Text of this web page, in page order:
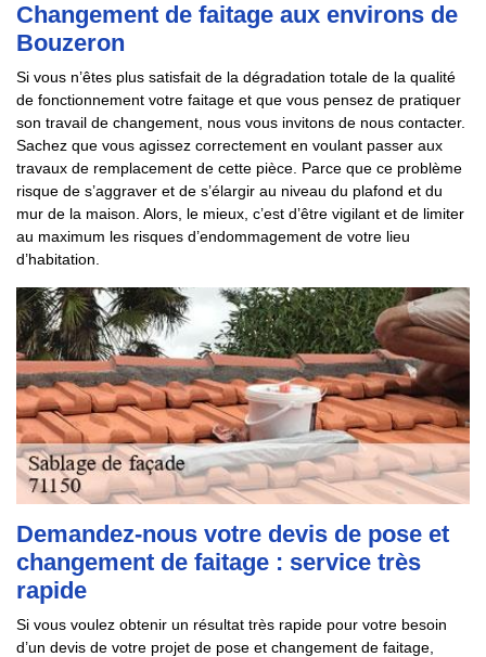
Changement de faitage aux environs de
Bouzeron
Si vous n’êtes plus satisfait de la dégradation totale de la qualité
de fonctionnement votre faitage et que vous pensez de pratiquer
son travail de changement, nous vous invitons de nous contacter.
Sachez que vous agissez correctement en voulant passer aux
travaux de remplacement de cette pièce. Parce que ce problème
risque de s’aggraver et de s’élargir au niveau du plafond et du
mur de la maison. Alors, le mieux, c’est d’être vigilant et de limiter
au maximum les risques d’endommagement de votre lieu
d’habitation.
Demandez-nous votre devis de pose et
changement de faitage : service très
rapide
Si vous voulez obtenir un résultat très rapide pour votre besoin
d’un devis de votre projet de pose et changement de faitage,